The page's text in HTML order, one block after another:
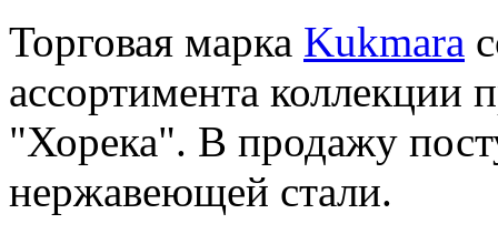
Торговая марка Kukmara
ассортимента коллекции
"Хорека". В продажу
нержавеющей стали.